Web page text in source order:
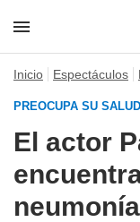
Inicio Espectáculos
PREOCUPA SU SALUD
El actor